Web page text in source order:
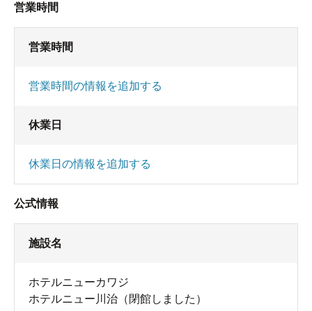
営業時間
営業時間
営業時間の情報を追加する
休業日
休業日の情報を追加する
公式情報
施設名
ホテルニューカワジ
ホテルニュー川治（閉館しました）